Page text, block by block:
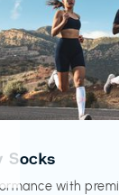
Socks
with